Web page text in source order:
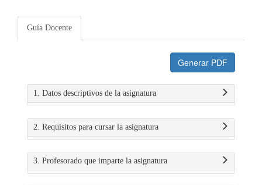
Guía Docente
Generar PDF
1. Datos descriptivos de la asignatura
2. Requisitos para cursar la asignatura
3. Profesorado que imparte la asignatura